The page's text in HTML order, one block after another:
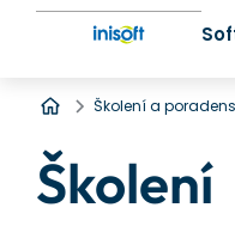
Úvod
Školení a
Školení